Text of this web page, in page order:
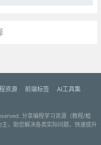
资源 前端标签
AI工具集